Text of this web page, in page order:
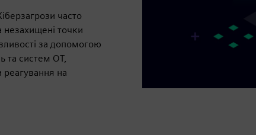
часто
незахищені точки
за допомогою
та систем OT,
реагування на